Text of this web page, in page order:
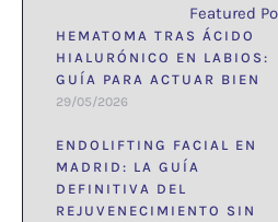
Featured
HEMATOMA TRAS ÁCIDO
HIALURÓNICO EN LABIOS:
GUÍA PARA ACTUAR BIEN
29/05/2026
ENDOLIFTING FACIAL EN
MADRID: LA GUÍA
DEFINITIVA DEL
REJUVENECIMIENTO SIN